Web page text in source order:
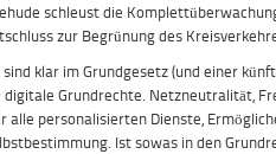
schleust die
zur Begrünung des
klar im Grundgesetz (und einer
Grundrechte. Netzneutralität,
alle personalisierten Dienste,
Ist sowas in den